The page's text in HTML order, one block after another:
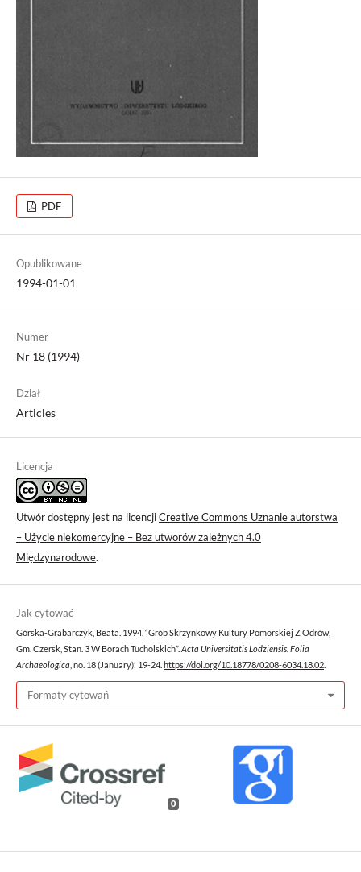
PDF
Opublikowane
1994-01-01
Numer
Nr 18 (1994)
Dział
Articles
Licencja
Utwór dostępny jest na licencjiCreative Commons Uznanie autorstwa
– Użycie niekomercyjne – Bez utworów zależnych 4.0
Międzynarodowe.
Jak cytować
Górska-Grabarczyk, Beata. 1994. “Grób Skrzynkowy Kultury Pomorskiej Z Odrów,
Gm. Czersk, Stan. 3 W Borach Tucholskich”. Acta Universitatis Lodziensis. Folia
Archaeologica , no. 18 (January): 19-24. https://doi.org/10.18778/0208-6034.18.02
Formaty cytowań
0